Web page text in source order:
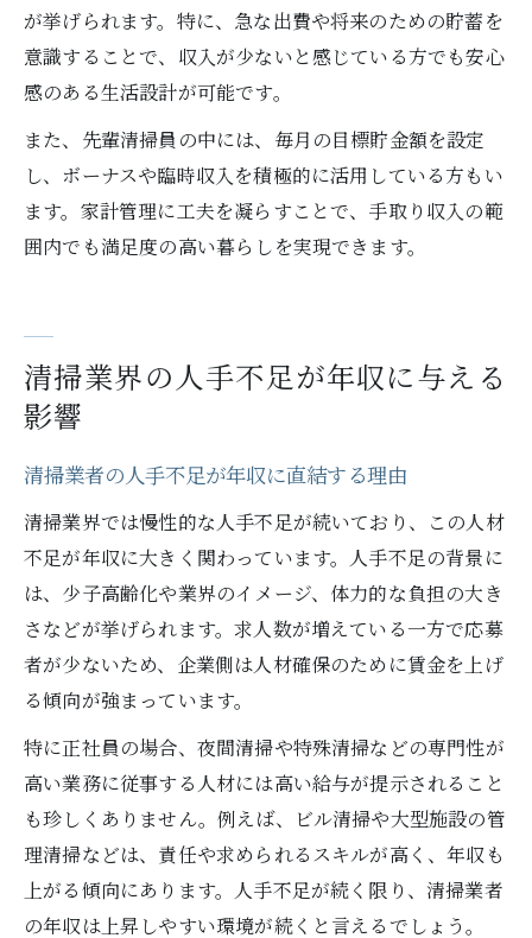
が挙げられます。特に、急な出費や将来のための貯蓄を
意識することで、収入が少ないと感じている方でも安心
感のある生活設計が可能です。
また、先輩清掃員の中には、毎月の目標貯金額を設定
し、ボーナスや臨時収入を積極的に活用している方もい
ます。家計管理に工夫を凝らすことで、手取り収入の範
囲内でも満足度の高い暮らしを実現できます。
清掃業界の人手不足が年収に与える
影響
清掃業者の人手不足が年収に直結する理由
清掃業界では慢性的な人手不足が続いており、この人材
不足が年収に大きく関わっています。人手不足の背景に
は、少子高齢化や業界のイメージ、体力的な負担の大き
さなどが挙げられます。求人数が増えている一方で応募
者が少ないため、企業側は人材確保のために賃金を上げ
る傾向が強まっています。
特に正社員の場合、夜間清掃や特殊清掃などの専門性が
高い業務に従事する人材には高い給与が提示されること
も珍しくありません。例えば、ビル清掃や大型施設の管
理清掃などは、責任や求められるスキルが高く、年収も
上がる傾向にあります。人手不足が続く限り、清掃業者
の年収は上昇しやすい環境が続くと言えるでしょう。